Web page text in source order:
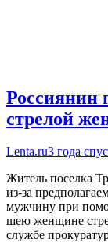
Россиянин
стрелой
Lenta.ru3 года
Житель поселка
из-за
мужчину при
шею женщине
службе